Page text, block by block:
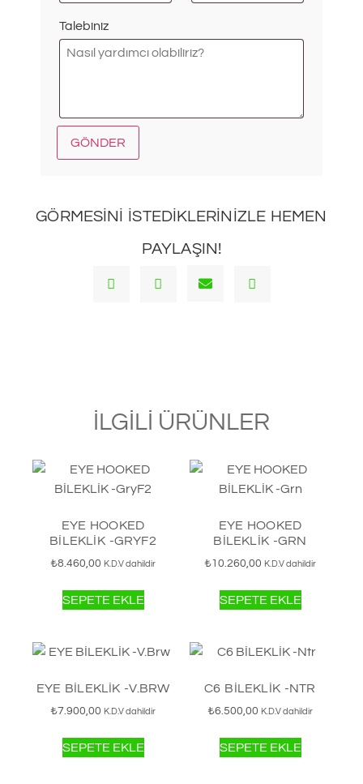
Talebiniz
GÖRMESINI ISTEDIKLERINIZLE HEMEN
PAYLAŞIN!
İLGILI ÜRÜNLER
EYE HOOKED
BİLEKLİK -GRYF2
₺8.460,00 K.D.V dahildir
SEPETE EKLE
EYE HOOKED
BİLEKLİK -GRN
₺10.260,00 K.D.V dahildir
SEPETE EKLE
EYE BİLEKLİK -V.BRW
₺7.900,00 K.D.V dahildir
SEPETE EKLE
C6 BİLEKLİK -NTR
₺6.500,00 K.D.V dahildir
SEPETE EKLE